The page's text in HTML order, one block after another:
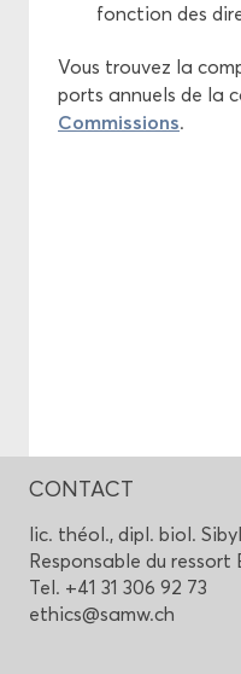
fonc­tion des
Vous trou­vez la
ports an­nuels de la
Com­mis­sions.
CONTACT
lic. théol., dipl. biol.
Res­pon­sable du res­sort
Tel. +41 31 306 92 73
ethics@samw.ch